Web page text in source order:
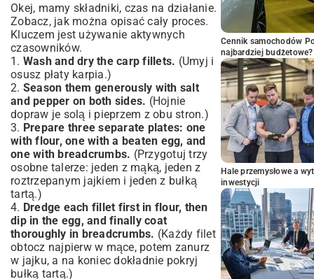
Okej, mamy składniki, czas na działanie.
Zobacz, jak można opisać cały proces.
Kluczem jest używanie aktywnych
czasowników.
1. Wash and dry the carp fillets. (Umyj i
osusz płaty karpia.)
2. Season them generously with salt
and pepper on both sides. (Hojnie
dopraw je solą i pieprzem z obu stron.)
3. Prepare three separate plates: one
with flour, one with a beaten egg, and
one with breadcrumbs. (Przygotuj trzy
osobne talerze: jeden z mąką, jeden z
roztrzepanym jajkiem i jeden z bułką
tartą.)
4. Dredge each fillet first in flour, then
dip in the egg, and finally coat
thoroughly in breadcrumbs. (Każdy filet
obtocz najpierw w mące, potem zanurz
w jajku, a na koniec dokładnie pokryj
bułką tartą.)
Cennik samochodów
najbardziej budżetowe?
Hale przemysłowe a
inwestycji